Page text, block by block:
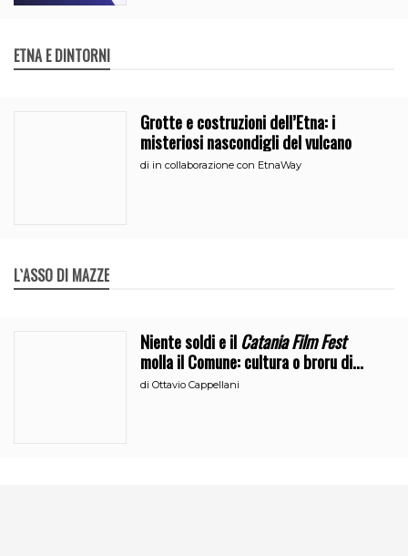
ETNA E DINTORNI
Grotte e costruzioni dell’Etna: i
misteriosi nascondigli del vulcano
di in collaborazione con EtnaWay
L`ASSO DI MAZZE
Niente soldi e ilCatania Film Fest
molla il Comune: cultura o broru di
ciciri?
diOttavio Cappellani